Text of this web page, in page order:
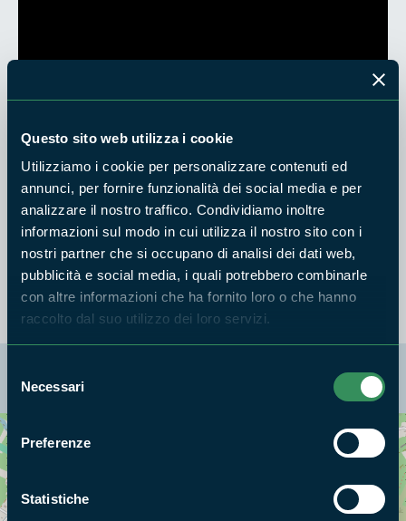
Questo sito web utilizza i cookie
Utilizziamo i cookie per personalizzare contenuti ed
annunci, per fornire funzionalità dei social media e per
analizzare il nostro traffico. Condividiamo inoltre
informazioni sul modo in cui utilizza il nostro sito con i
nostri partner che si occupano di analisi dei dati web,
pubblicità e social media, i quali potrebbero combinarle
con altre informazioni che ha fornito loro o che hanno
raccolto dal suo utilizzo dei loro servizi.
del
consenso
Necessari
Preferenze
Statistiche
Video Parco Monti Ausoni
Cerca nella mappa